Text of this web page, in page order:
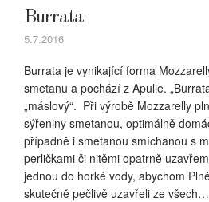
Burrata
5.7.2016
Burrata je vynikající forma
smetanu a pochází z Apulie.
„máslový“. Při výrobě Mozzarelly
sýřeniny smetanou, optimálně
případně i smetanou smíchanou s
perličkami či nitěmi opatrně
jednou do horké vody, abychom
skutečně pečlivě uzavřeli ze všech…